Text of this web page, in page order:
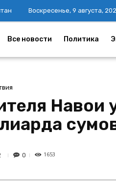
Воскресенье, 9 августа,
Все новости Политика
Навои
0 1653